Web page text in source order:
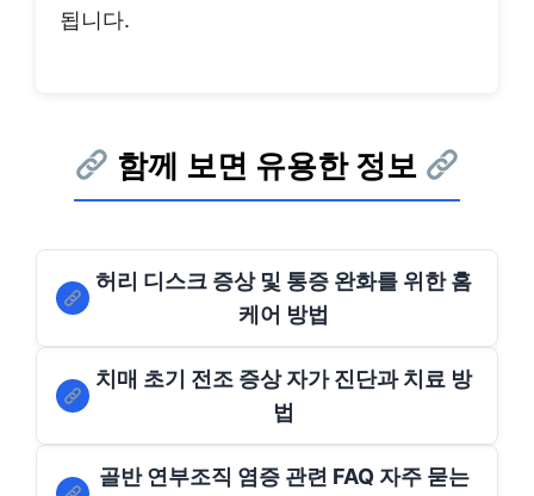
됩니다.
함께 보면 유용한 정보
허리 디스크 증상 및 통증 완화를 위한 홈
케어 방법
치매 초기 전조 증상 자가 진단과 치료 방
법
골반 연부조직 염증 관련 FAQ 자주 묻는